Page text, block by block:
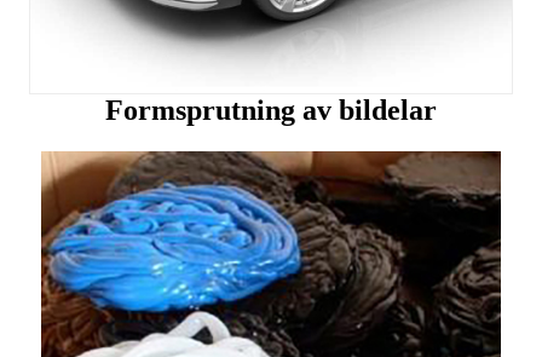
Formsprutning av bildelar